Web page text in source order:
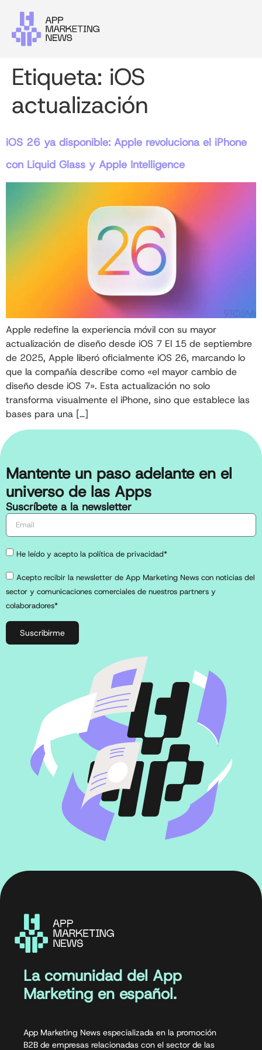
Etiqueta: iOS
actualización
iOS 26 ya disponible: Apple revoluciona el iPhone
con Liquid Glass y Apple Intelligence
Apple redefine la experiencia móvil con su mayor
actualización de diseño desde iOS 7 El 15 de septiembre
de 2025, Apple liberó oficialmente iOS 26, marcando lo
que la compañía describe como «el mayor cambio de
diseño desde iOS 7». Esta actualización no solo
transforma visualmente el iPhone, sino que establece las
bases para una […]
Mantente un paso adelante en el
universo de las Apps
Suscríbete a la newsletter
He leído y acepto la política de privacidad*
Acepto recibir la newsletter de App Marketing News con noticias del
sector y comunicaciones comerciales de nuestros partners y
colaboradores*
Suscribirme
La comunidad del App
Marketing en español.
App Marketing News especializada en la promoción
B2B de empresas relacionadas con el sector de las